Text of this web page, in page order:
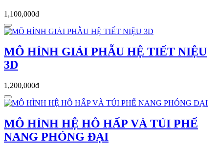
1,100,000đ
MÔ HÌNH GIẢI PHẪU HỆ TIẾT NIỆU
3D
1,200,000đ
MÔ HÌNH HỆ HÔ HẤP VÀ TÚI PHẾ
NANG PHÓNG ĐẠI